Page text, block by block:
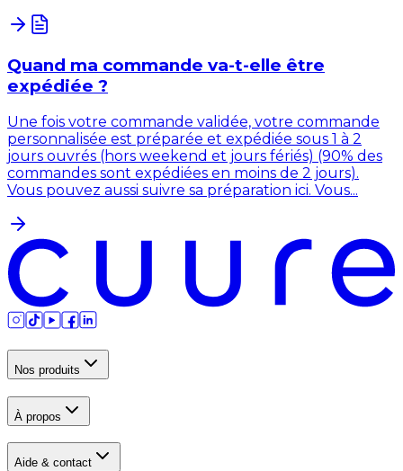
Quand ma commande va-t-elle être
expédiée ?
Une fois votre commande validée, votre commande
personnalisée est préparée et expédiée sous 1 à 2
jours ouvrés (hors weekend et jours fériés) (90% des
commandes sont expédiées en moins de 2 jours).
Vous pouvez aussi suivre sa préparation ici. Vous...
Nos produits
À propos
Aide & contact